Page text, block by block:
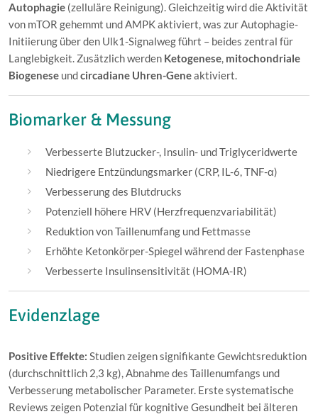
Autophagie (zelluläre Reinigung). Gleichzeitig wird die Aktivität
von mTOR gehemmt und AMPK aktiviert, was zur Autophagie-
Initiierung über den Ulk1-Signalweg führt – beides zentral für
Langlebigkeit. Zusätzlich werden Ketogenese, mitochondriale
Biogenese undcircadiane Uhren-Geneaktiviert.
Biomarker & Messung
Verbesserte Blutzucker-, Insulin- und Triglyceridwerte
Niedrigere Entzündungsmarker (CRP, IL-6, TNF-α)
Verbesserung des Blutdrucks
Potenziell höhere HRV (Herzfrequenzvariabilität)
Reduktion von Taillenumfang und Fettmasse
Erhöhte Ketonkörper-Spiegel während der Fastenphase
Verbesserte Insulinsensitivität (HOMA-IR)
Evidenzlage
Positive Effekte: Studien zeigen signifikante Gewichtsreduktion
(durchschnittlich 2,3 kg), Abnahme des Taillenumfangs und
Verbesserung metabolischer Parameter. Erste systematische
Reviews zeigen Potenzial für kognitive Gesundheit bei älteren